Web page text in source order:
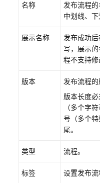
快
门
指
南
古
名称
发布流程
中划线、下
展示名称
发布成功
写，展示
程不支持修
版本
发布流程的
版本长度
（多个字
号（多个
尾。
类型 流程。
标签
设置发布流